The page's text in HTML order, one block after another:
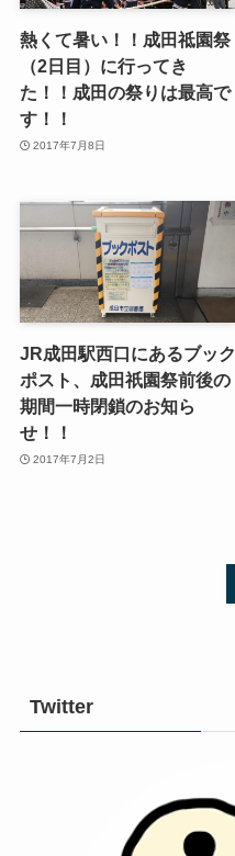
熱くて暑い！！成田祗園祭
（2日目）に行ってき
た！！成田の祭りは最高で
す！！
2017年7月8日
JR成田駅西口にあるブック
ポスト、成田祇園祭前後の
期間一時閉鎖のお知ら
せ！！
2017年7月2日
Twitter